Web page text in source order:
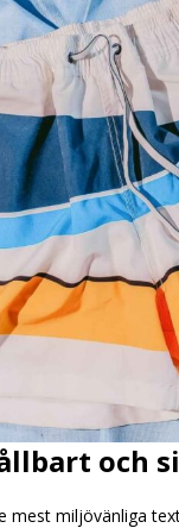
och
mest miljövänliga